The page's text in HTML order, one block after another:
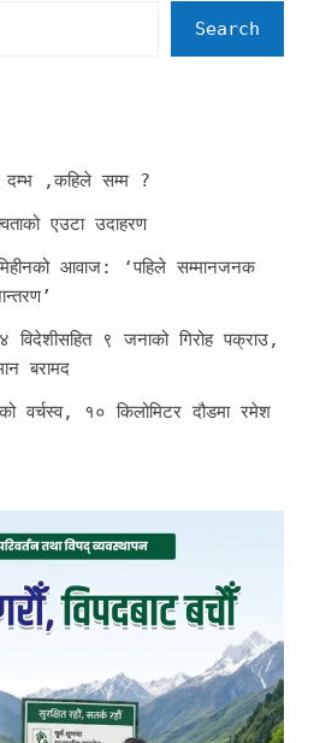
Search
दम्भ ,कहिले सम्म ?
एउटा उदाहरण
आवाज: ‘पहिले सम्मानजनक
विदेशीसहित ९ जनाको गिरोह पक्राउ,
बरामद
वर्चस्व, १० किलोमिटर दौडमा रमेश